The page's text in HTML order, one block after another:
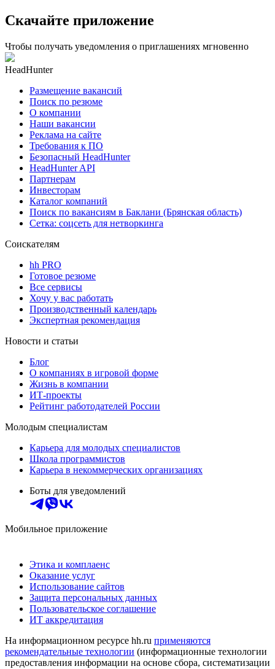
Скачайте приложение
Чтобы получать уведомления о приглашениях мгновенно
HeadHunter
Размещение вакансий
Поиск по резюме
О компании
Наши вакансии
Реклама на сайте
Требования к ПО
Безопасный HeadHunter
HeadHunter API
Партнерам
Инвесторам
Каталог компаний
Поиск по вакансиям в Баклани (Брянская область)
Сетка: соцсеть для нетворкинга
Соискателям
hh PRO
Готовое резюме
Все сервисы
Хочу у вас работать
Производственный календарь
Экспертная рекомендация
Новости и статьи
Блог
О компаниях в игровой форме
Жизнь в компании
ИТ-проекты
Рейтинг работодателей России
Молодым специалистам
Карьера для молодых специалистов
Школа программистов
Карьера в некоммерческих организациях
Боты для уведомлений
Мобильное приложение
Этика и комплаенс
Оказание услуг
Использование сайтов
Защита персональных данных
Пользовательское соглашение
ИТ аккредитация
На информационном ресурсе hh.ru применяются
рекомендательные технологии (информационные технологии
предоставления информации на основе сбора, систематизации